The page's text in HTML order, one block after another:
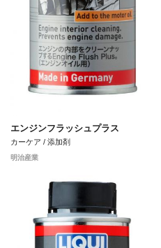
エンジンフラッシュプラス
カーケア / 添加剤
明治産業